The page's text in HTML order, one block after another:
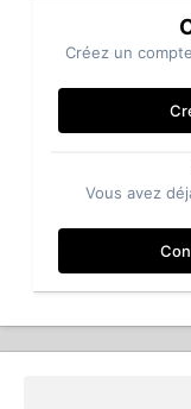
Créez un
Vous avez